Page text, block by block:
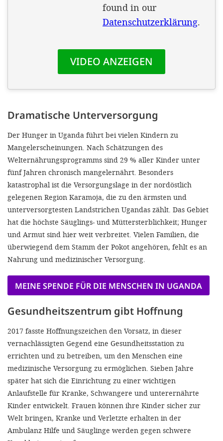
Dramatische Unterversorgung
Der Hunger in Uganda führt bei vielen Kindern zu
Mangelerscheinungen. Nach Schätzungen des
Welternährungsprogramms sind 29 % aller Kinder unter
fünf Jahren chronisch mangelernährt. Besonders
katastrophal ist die Versorgungslage in der nordöstlich
gelegenen Region Karamoja, die zu den ärmsten und
unterversorgtesten Landstrichen Ugandas zählt. Das Gebiet
hat die höchste Säuglings- und Müttersterblichkeit; Hunger
und Armut sind hier weit verbreitet. Vielen Familien, die
überwiegend dem Stamm der Pokot angehören, fehlt es an
Nahrung und medizinischer Versorgung.
MEINE SPENDE FÜR DIE MENSCHEN IN UGANDA
Gesundheitszentrum gibt Hoffnung
2017 fasste Hoffnungszeichen den Vorsatz, in dieser
vernachlässigten Gegend eine Gesundheitsstation zu
errichten und zu betreiben, um den Menschen eine
medizinische Versorgung zu ermöglichen. Sieben Jahre
später hat sich die Einrichtung zu einer wichtigen
Anlaufstelle für Kranke, Schwangere und unterernährte
Kinder entwickelt. Frauen können ihre Kinder sicher zur
Welt bringen, Kranke und Verletzte erhalten in der
Ambulanz Hilfe und Säuglinge werden gegen schwere